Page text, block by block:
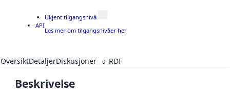
API
Ukjent tilgangsnivå
Les mer om tilgangsnivåer her
OversiktDetaljerDiskusjoner 0 RDF
Beskrivelse